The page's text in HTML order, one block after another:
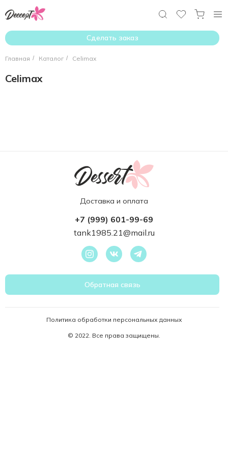
Сделать заказ
Главная / Каталог / Celimax
Celimax
Доставка и оплата
© 2022. Все права защищены.
Политика обработки персональных данных
+7 (999) 601-99-69
tank1985.21@mail.ru
Обратная связь